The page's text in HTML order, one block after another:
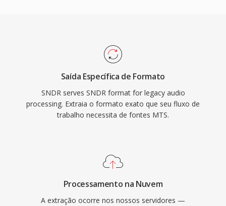
Saída Específica de Formato
SNDR serves SNDR format for legacy audio
processing. Extraia o formato exato que seu fluxo de
trabalho necessita de fontes MTS.
Processamento na Nuvem
A extração ocorre nos nossos servidores —